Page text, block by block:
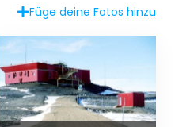
Füge deine Fotos hinzu